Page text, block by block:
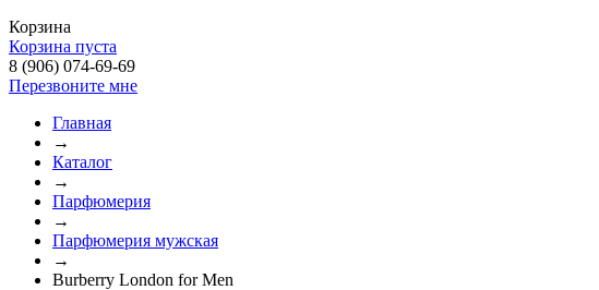
Корзина
Корзина пуста
8 (906) 074-69-69
Перезвоните мне
Главная
→
Каталог
→
Парфюмерия
→
Парфюмерия мужская
→
Burberry London for Men